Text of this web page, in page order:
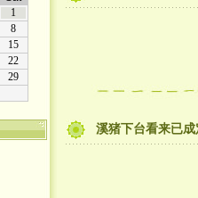
溪猪下台看来已